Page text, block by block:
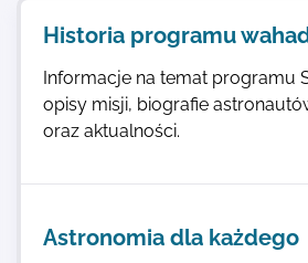
Najnowsze
Kontakt
Historia programu
Informacje na temat programu
opisy misji, biografie
oraz aktualności.
Astronomia dla każdego